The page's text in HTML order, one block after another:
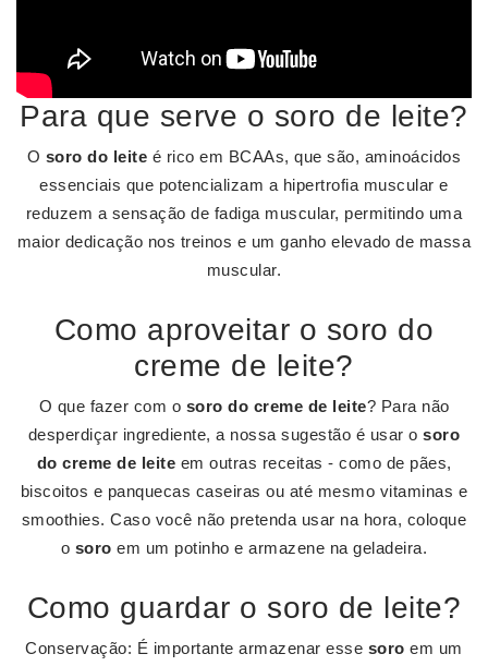
Para que serve o soro de leite?
O soro do leite é rico em BCAAs, que são, aminoácidos
essenciais que potencializam a hipertrofia muscular e
reduzem a sensação de fadiga muscular, permitindo uma
maior dedicação nos treinos e um ganho elevado de massa
muscular.
Como aproveitar o soro do
creme de leite?
O que fazer com o soro do creme de leite? Para não
desperdiçar ingrediente, a nossa sugestão é usar osoro
do creme de leite em outras receitas - como de pães,
biscoitos e panquecas caseiras ou até mesmo vitaminas e
smoothies. Caso você não pretenda usar na hora, coloque
o soro em um potinho e armazene na geladeira.
Como guardar o soro de leite?
Conservação: É importante armazenar esse soro em um